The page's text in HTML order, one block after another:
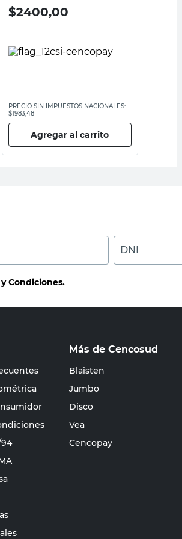
$2400,00
PRECIO SIN IMPUESTOS NACIONALES:
$1983,48
Agregar al carrito
DNI
Condiciones.
Más de Cencosud
Blaisten
Jumbo
Disco
Vea
Cencopay